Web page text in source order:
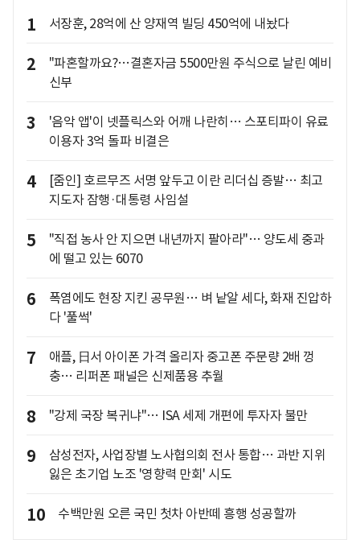
1 서장훈, 28억에 산 양재역 빌딩 450억에 내놨다
2
"파혼할까요?…결혼자금 5500만원 주식으로 날린 예비
신부
3
'음악 앱'이 넷플릭스와 어깨 나란히… 스포티파이 유료
이용자 3억 돌파 비결은
4
[줌인] 호르무즈 서명 앞두고 이란 리더십 증발… 최고
지도자 잠행·대통령 사임설
5
"직접 농사 안 지으면 내년까지 팔아라"… 양도세 중과
에 떨고 있는 6070
6
폭염에도 현장 지킨 공무원… 벼 낱알 세다, 화재 진압하
다 '풀썩'
7
애플, 日서 아이폰 가격 올리자 중고폰 주문량 2배 껑
충… 리퍼폰 패널은 신제품용 추월
8 "강제 국장 복귀냐"… ISA 세제 개편에 투자자 불만
9
삼성전자, 사업장별 노사협의회 전사 통합… 과반 지위
잃은 초기업 노조 '영향력 만회' 시도
10 수백만원 오른 국민 첫차 아반떼 흥행 성공할까